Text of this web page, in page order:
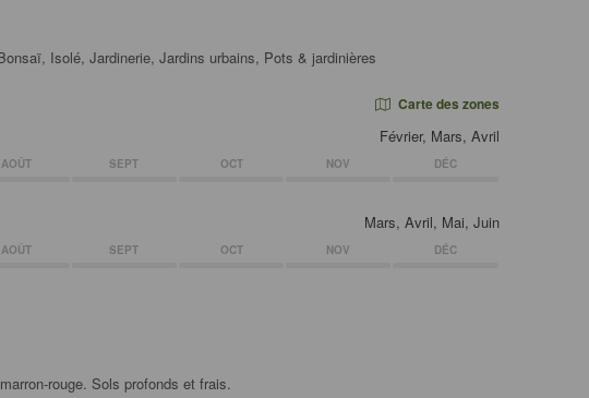
Isolé, Jardinerie, Jardins urbains, Pots & jardinières
Carte des zones
Février, Mars, Avril
AOÛT SEPT OCT NOV DÉC
Mars, Avril, Mai, Juin
AOÛT SEPT OCT NOV DÉC
rouge. Sols profonds et frais.